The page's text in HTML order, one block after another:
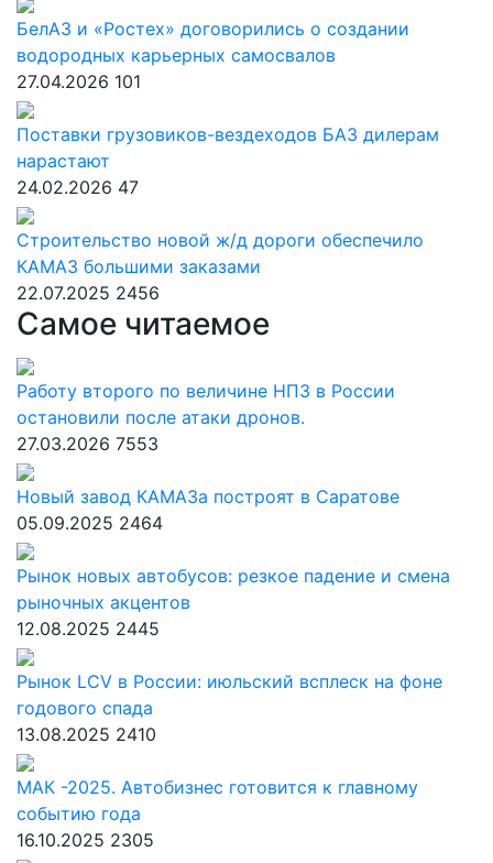
БелАЗ и «Ростех» договорились о создании
водородных карьерных самосвалов
27.04.2026 101
Поставки грузовиков-вездеходов БАЗ дилерам
нарастают
24.02.2026 47
Строительство новой ж/д дороги обеспечило
КАМАЗ большими заказами
22.07.2025 2456
Самое читаемое
Работу второго по величине НПЗ в России
остановили после атаки дронов.
27.03.2026 7553
Новый завод КАМАЗа построят в Саратове
05.09.2025 2464
Рынок новых автобусов: резкое падение и смена
рыночных акцентов
12.08.2025 2445
Рынок LCV в России: июльский всплеск на фоне
годового спада
13.08.2025 2410
МАК -2025. Автобизнес готовится к главному
событию года
16.10.2025 2305